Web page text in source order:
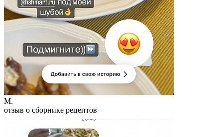
М.
отзыв о сборнике рецептов